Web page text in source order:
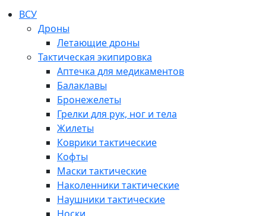
ВСУ
Дроны
Летающие дроны
Тактическая экипировка
Аптечка для медикаментов
Балаклавы
Бронежелеты
Грелки для рук, ног и тела
Жилеты
Коврики тактические
Кофты
Маски тактические
Наколенники тактические
Наушники тактические